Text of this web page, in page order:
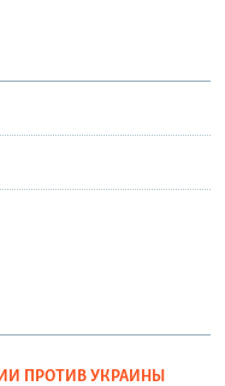
ПРОТИВ УКРАИНЫ